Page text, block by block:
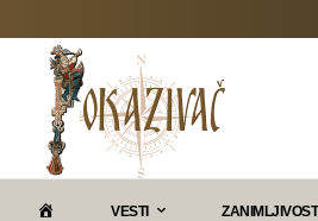
VESTI ZANIMLJIVOSTI